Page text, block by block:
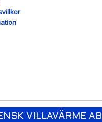
VILLAVÄRME AB